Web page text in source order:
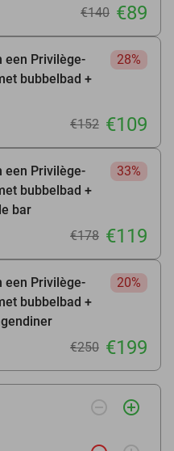
€140 €89
een Privilège-
bubbelbad +
28%
€152 €109
een Privilège-
bubbelbad +
bar
33%
€178 €119
een Privilège-
bubbelbad +
20%
€250 €199
remove_circle_outline add_circle_outline